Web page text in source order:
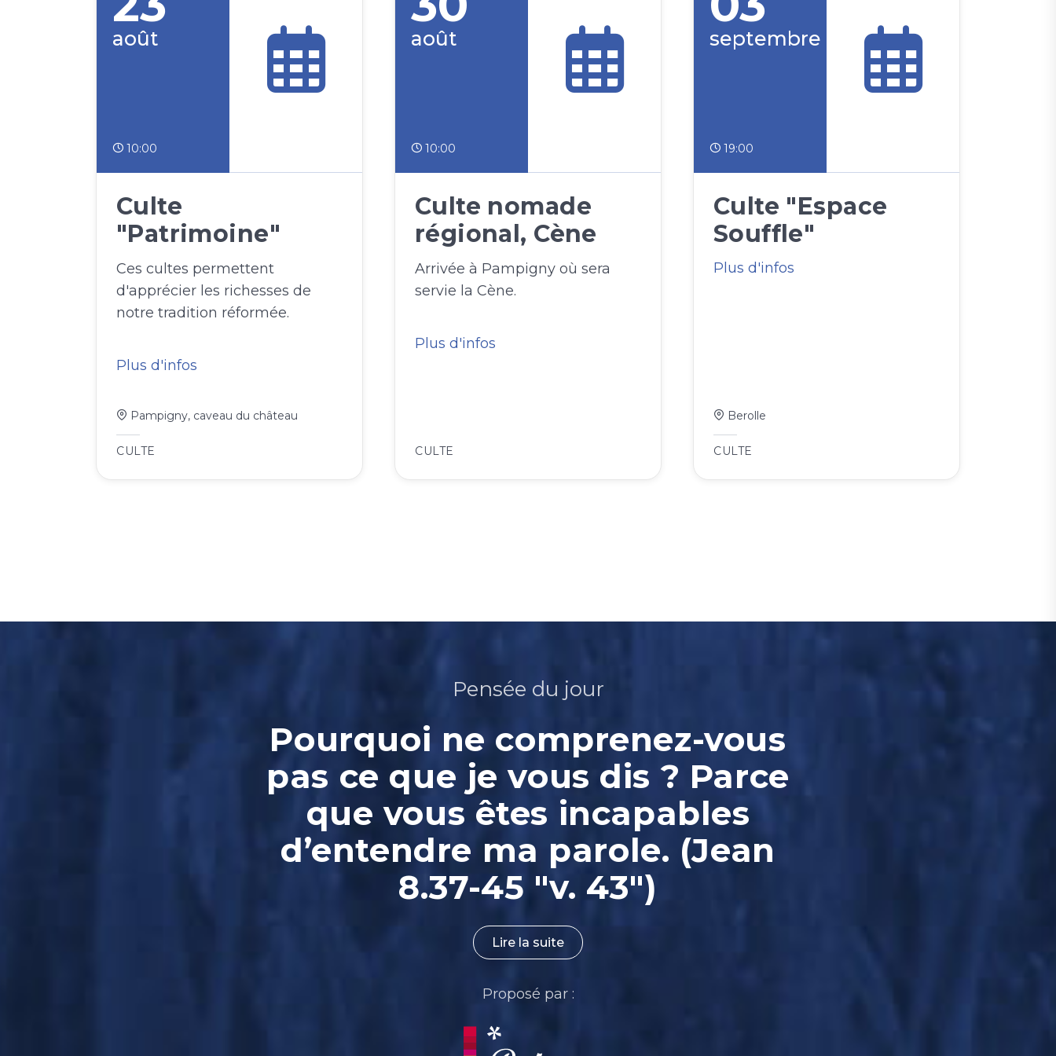
août
10:00
Culte
"Patrimoine"
Ces cultes permettent
d'apprécier les richesses de
notre tradition réformée.
Plus d'infos
Pampigny, caveau du château
CULTE
août
10:00
Culte nomade
régional, Cène
Arrivée à Pampigny où sera
servie la Cène.
Plus d'infos
CULTE
septembre
19:00
Culte "Espace
Souffle"
Plus d'infos
Berolle
CULTE
Pensée du jour
Pourquoi ne comprenez-vous
pas ce que je vous dis ? Parce
que vous êtes incapables
d’entendre ma parole. (Jean
8.37-45 "v. 43")
Lire la suite
Proposé par :